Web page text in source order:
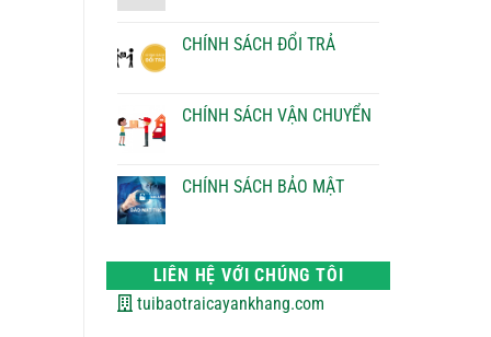
luận
ở
TOÁN
CHÍNH SÁCH ĐỔI TRẢ
luận
ở
TRẢ
CHÍNH SÁCH VẬN CHUYỂN
luận
ởCHÍNH SÁCH BẢO MẬT
ở
CHÍNH
SÁCH
BẢO
LIÊN HỆ VỚI CHÚNG TÔI
tuibaotraicayankhang.com